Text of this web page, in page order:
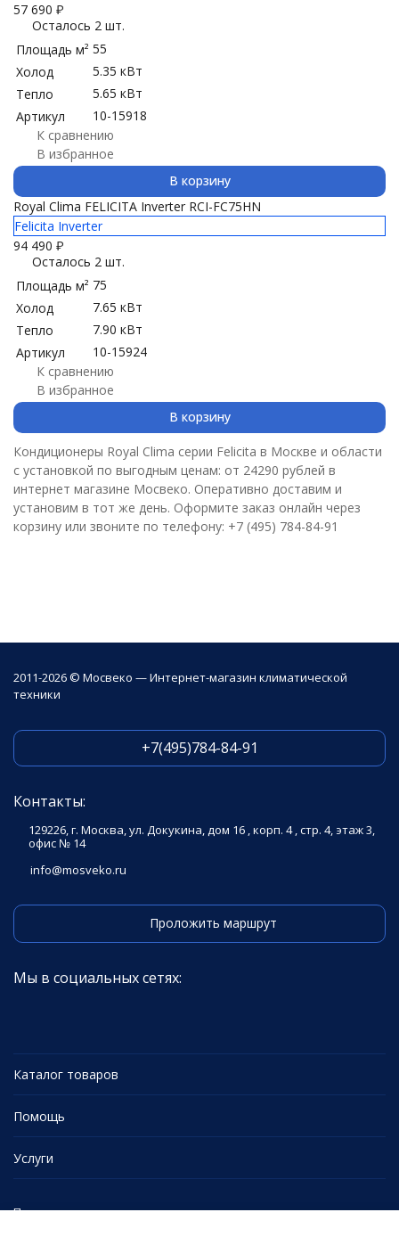
57 690 ₽
Осталось 2 шт.
Площадь м² 55
Холод
5.35 кВт
Тепло
5.65 кВт
Артикул
10-15918
К сравнению
В избранное
В корзину
Royal Clima FELICITA Inverter RCI-FC75HN
Felicita Inverter
94 490 ₽
Осталось 2 шт.
Площадь м² 75
Холод
7.65 кВт
Тепло
7.90 кВт
Артикул
10-15924
К сравнению
В избранное
В корзину
Кондиционеры Royal Clima серии Felicita в Москве и области
с установкой по выгодным ценам: от 24290 рублей в
интернет магазине Мосвеко. Оперативно доставим и
установим в тот же день. Оформите заказ онлайн через
корзину или звоните по телефону: +7 (495) 784-84-91
2011-2026 © Мосвеко — Интернет-магазин климатической
техники
+7(495)784-84-91
Контакты:
129226, г. Москва, ул. Докукина, дом 16 , корп. 4 , стр. 4, этаж 3,
офис № 14
info@mosveko.ru
Проложить маршрут
Мы в социальных сетях:
Каталог товаров
Помощь
Услуги
Политика персональных данных